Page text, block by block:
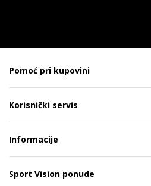
Pomoć pri kupovini
Korisnički servis
Informacije
Sport Vision ponude